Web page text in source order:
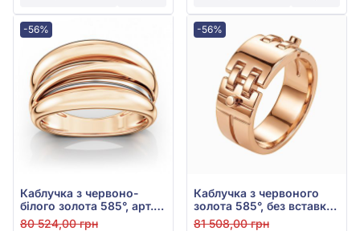
-56%
Каблучка з червоно-
білого золота 585°, арт.
310315
80 524,00 грн
-56%
Каблучка з червоного
золота 585°, без вставки,
арт. 300443
81 508,00 грн